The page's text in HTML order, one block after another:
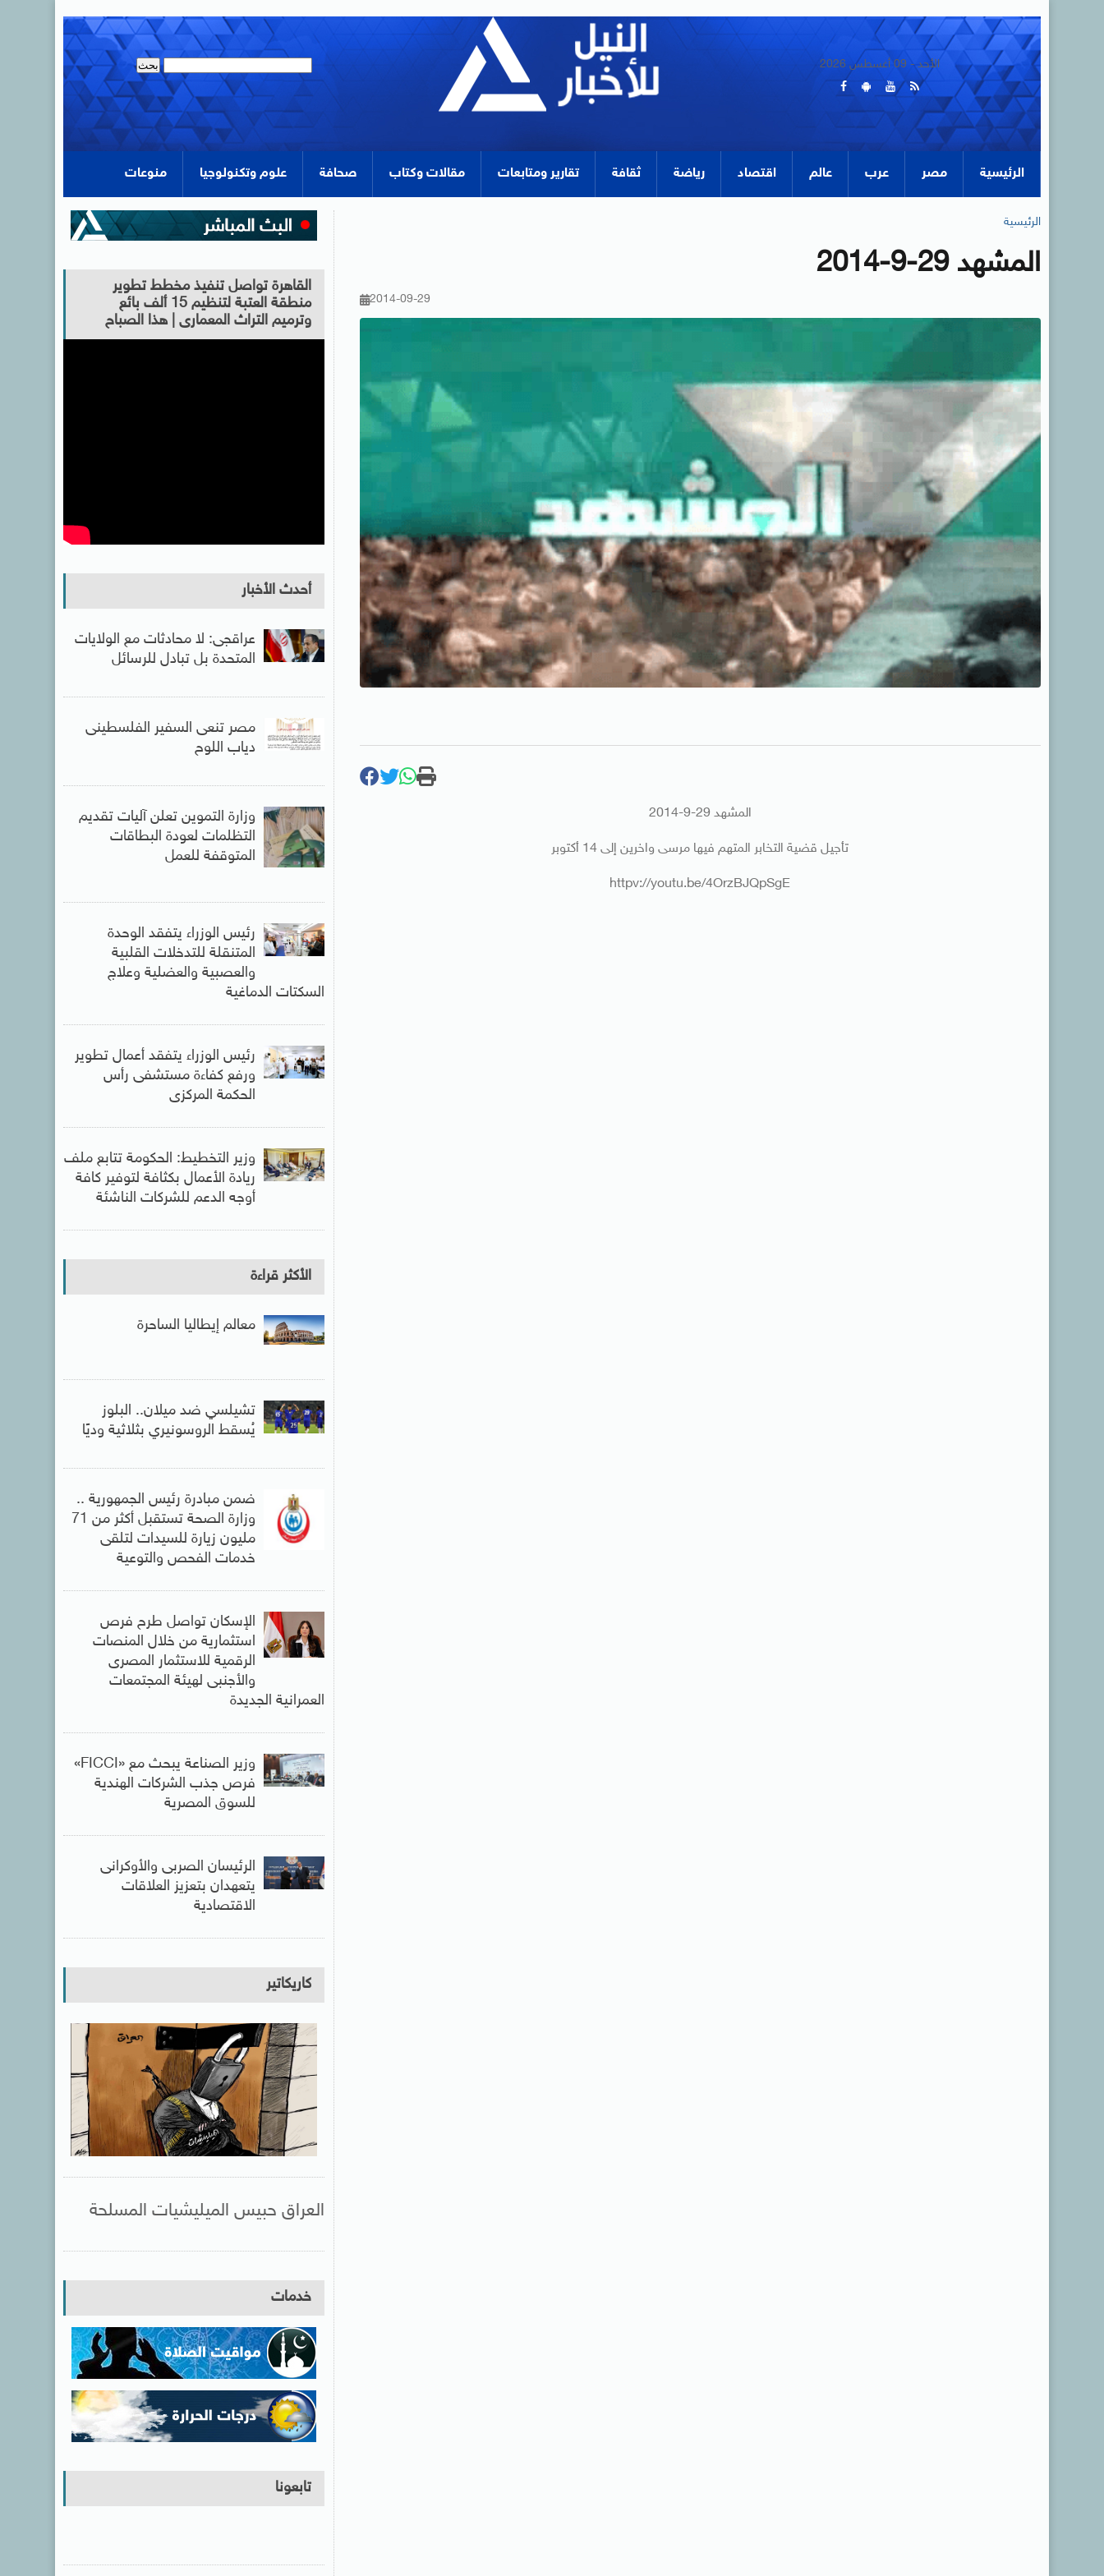
الأحد - 09 أغسطس 2026
الرئيسية مصر عرب عالم اقتصاد رياضة ثقافة تقارير ومتابعات مقالات وكتاب صحافة علوم وتكنولوجيا منوعات
الرئيسية
المشهد 29-9-2014
2014-09-29
المشهد 29-9-2014
تأجيل قضية التخابر المتهم فيها مرسى واخرين إلى 14 أكتوبر
httpv://youtu.be/4OrzBJQpSgE
القاهرة تواصل تنفيذ مخطط تطوير
منطقة العتبة لتنظيم 15 ألف بائع
وترميم التراث المعمارى | هذا الصباح
أحدث الأخبار
عراقجى: لا محادثات مع الولايات
المتحدة بل تبادل للرسائل
مصر تنعى السفير الفلسطينى
دياب اللوح
وزارة التموين تعلن آليات تقديم
التظلمات لعودة البطاقات
المتوقفة للعمل
رئيس الوزراء يتفقد الوحدة
المتنقلة للتدخلات القلبية
والعصبية والعضلية وعلاج
السكتات الدماغية
رئيس الوزراء يتفقد أعمال تطوير
ورفع كفاءة مستشفى رأس
الحكمة المركزى
وزير التخطيط: الحكومة تتابع ملف
ريادة الأعمال بكثافة لتوفير كافة
أوجه الدعم للشركات الناشئة
الأكثر قراءة
معالم إيطاليا الساحرة
تشيلسي ضد ميلان.. البلوز
يُسقط الروسونيري بثلاثية وديًا
ضمن مبادرة رئيس الجمهورية ..
وزارة الصحة تستقبل أكثر من 71
مليون زيارة للسيدات لتلقى
خدمات الفحص والتوعية
الإسكان تواصل طرح فرص
استثمارية من خلال المنصات
الرقمية للاستثمار المصرى
والأجنبى لهيئة المجتمعات
العمرانية الجديدة
وزير الصناعة يبحث مع «FICCI»
فرص جذب الشركات الهندية
للسوق المصرية
الرئيسان الصربى والأوكرانى
يتعهدان بتعزيز العلاقات
الاقتصادية
كاريكاتير
العراق حبيس الميليشيات المسلحة
خدمات
تابعونا